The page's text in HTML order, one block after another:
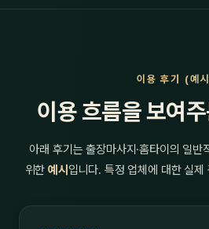
이용 후기 (예
이용 흐름을 보여
아래 후기는 출장마사지·홈타이의 일반
위한예시 입니다. 특정 업체에 대한 실